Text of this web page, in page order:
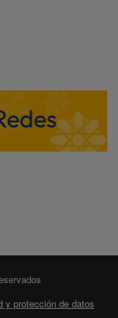
y protección de datos